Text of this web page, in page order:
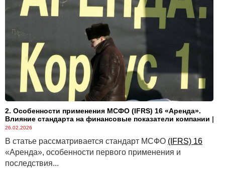
2. Особенности применения МСФО (IFRS) 16 «Аренда».
Влияние стандарта на финансовые показатели компании |
26.02.2026
В статье рассматривается стандарт МСФО (IFRS) 16
«Аренда», особенности первого применения и
последствия...